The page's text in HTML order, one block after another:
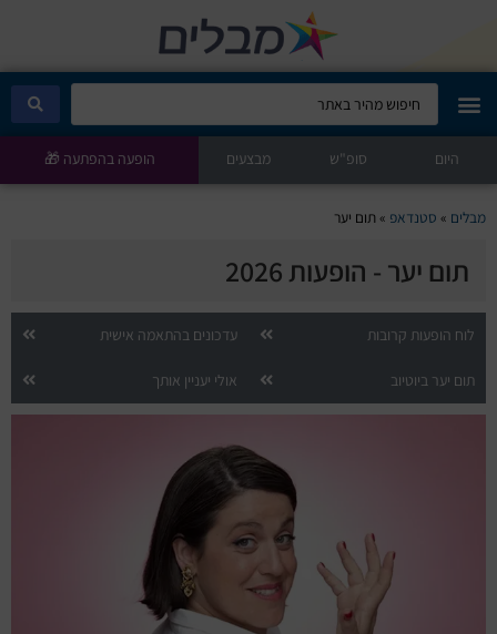
מבלים קלאב
הופעות היום
סטנדאפ
הצגות ילדים
הופעות חיות
מחול ובלט
היום סופ"ש מבצעים הופעה בהפתעה 🎁
מבלים » סטנדאפ »תום יער
תום יער - הופעות 2026
לוח הופעות קרובות עדכונים בהתאמה אישית
תום יער ביוטיוב אולי יעניין אותך